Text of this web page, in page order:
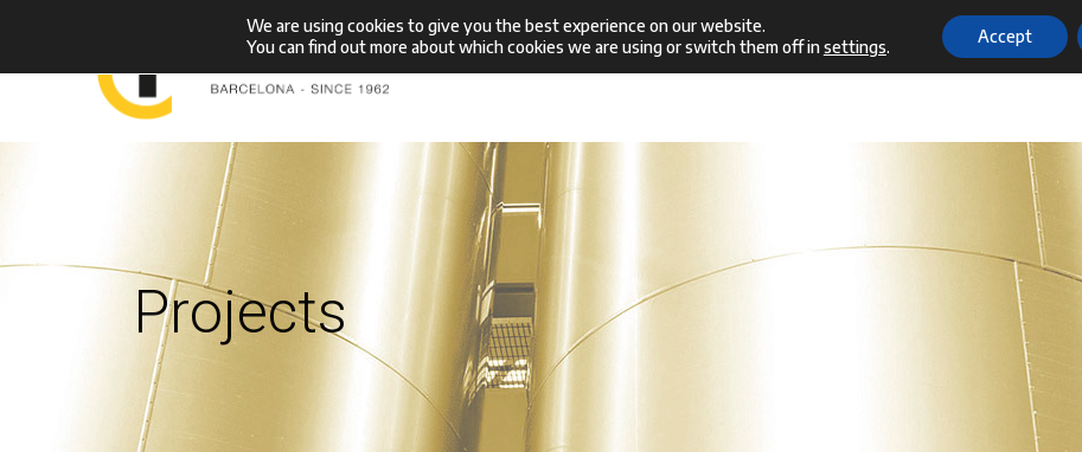
Home Our company Manufacturing Services
Projects
We are using cookies to give you the best experience on our website.
You can find out more about which cookies we are using or switch them off insettings.
Accept